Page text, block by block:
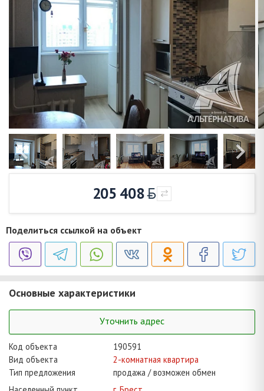
205 408
Поделиться ссылкой на объект
Основные характеристики
Уточнить адрес
Код объекта
190591
Вид объекта
2-комнатная квартира
Тип предложения
продажа / возможен обмен